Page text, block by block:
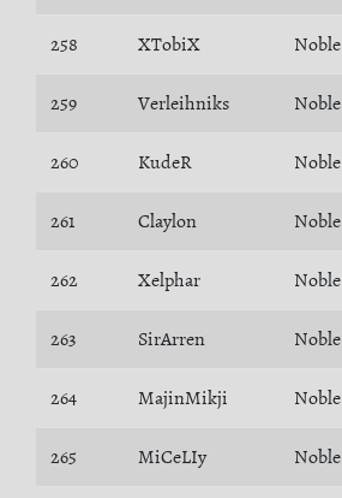
258 XTobiX Noble
259 Verleihniks Noble
260 KudeR Noble
261 Claylon Noble
262 Xelphar Noble
263 SirArren Noble
264 MajinMikji Noble
265 MiCeLIy Noble